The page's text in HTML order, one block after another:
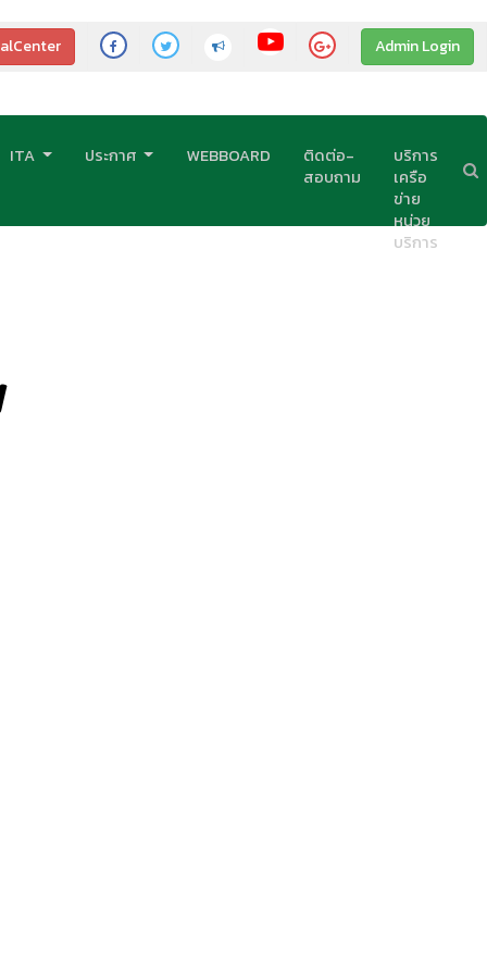
Admin Login
ITA ประกาศ WEBBOARD
ติดต่อ-
สอบถาม
บริการ
เครือ
ข่าย
หน่วย
บริการ